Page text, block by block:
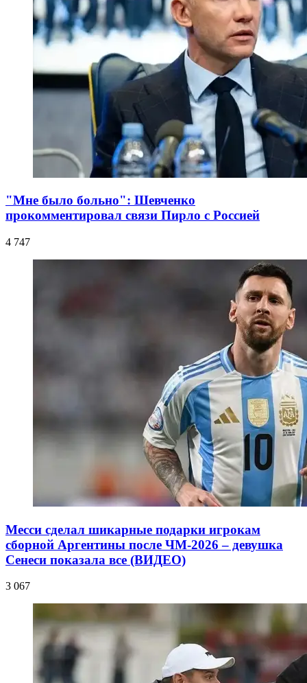
"Мне было больно": Шевченко
прокомментировал связи Пирло с Россией
4 747
Месси сделал шикарные подарки игрокам
сборной Аргентины после ЧМ-2026 – девушка
Сенеси показала все (ВИДЕО)
3 067